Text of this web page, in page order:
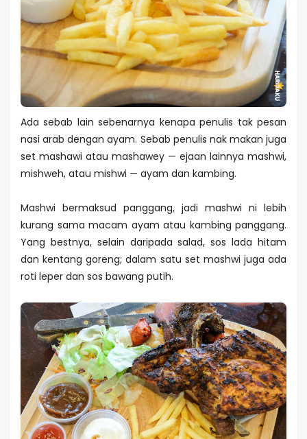
Ada sebab lain sebenarnya kenapa penulis tak pesan
nasi arab dengan ayam. Sebab penulis nak makan juga
set mashawi atau mashawey — ejaan lainnya mashwi,
mishweh, atau mishwi — ayam dan kambing.
Mashwi bermaksud panggang, jadi mashwi ni lebih
kurang sama macam ayam atau kambing panggang.
Yang bestnya, selain daripada salad, sos lada hitam
dan kentang goreng; dalam satu set mashwi juga ada
roti leper dan sos bawang putih.